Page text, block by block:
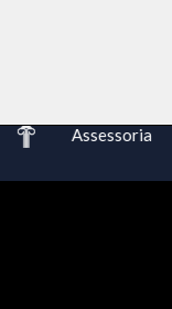
Assessoria